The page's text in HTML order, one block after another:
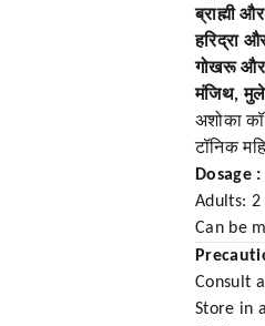
ब्राह्मी
हरिद्रा
गोखरू और
मंजिथ,
अशोका
टॉनिक
Dosage :
Adults:
Can be
Consult
Store in